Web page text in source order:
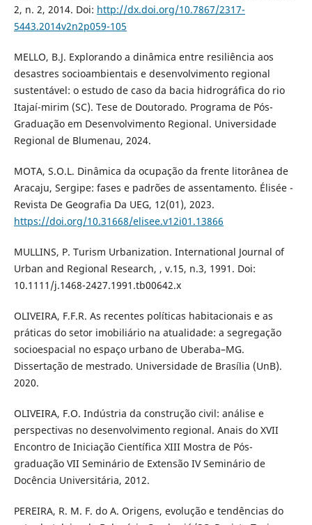
2, n. 2, 2014. Doi: http://dx.doi.org/10.7867/2317-
5443.2014v2n2p059-105
MELLO, B.J. Explorando a dinâmica entre resiliência aos
desastres socioambientais e desenvolvimento regional
sustentável: o estudo de caso da bacia hidrográfica do rio
Itajaí-mirim (SC). Tese de Doutorado. Programa de Pós-
Graduação em Desenvolvimento Regional. Universidade
Regional de Blumenau, 2024.
MOTA, S.O.L. Dinâmica da ocupação da frente litorânea de
Aracaju, Sergipe: fases e padrões de assentamento. Élisée -
Revista De Geografia Da UEG, 12(01), 2023.
https://doi.org/10.31668/elisee.v12i01.13866
MULLINS, P. Turism Urbanization. International Journal of
Urban and Regional Research, , v.15, n.3, 1991. Doi:
10.1111/j.1468-2427.1991.tb00642.x
OLIVEIRA, F.F.R. As recentes políticas habitacionais e as
práticas do setor imobiliário na atualidade: a segregação
socioespacial no espaço urbano de Uberaba–MG.
Dissertação de mestrado. Universidade de Brasília (UnB).
2020.
OLIVEIRA, F.O. Indústria da construção civil: análise e
perspectivas no desenvolvimento regional. Anais do XVII
Encontro de Iniciação Científica XIII Mostra de Pós-
graduação VII Seminário de Extensão IV Seminário de
Docência Universitária, 2012.
PEREIRA, R. M. F. do A. Origens, evolução e tendências do